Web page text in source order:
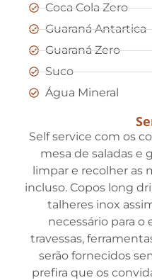
Coca Cola Zero
Guaraná Antartica
Guaraná Zero
Suco
Água Mineral
Self service com os
mesa de saladas e
limpar e recolher as
incluso. Copos long
talheres inox
necessário para o
travessas,
serão fornecidos
prefira que os